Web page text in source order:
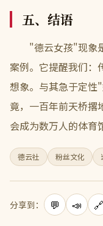
五、结语
"德云女孩"现象
案例。它提醒我们：
想象。与其急于定
竟，一百年前天桥撂
会成为数万人的体育
德云社 粉丝文化
分享到： 💬 📣 🔗